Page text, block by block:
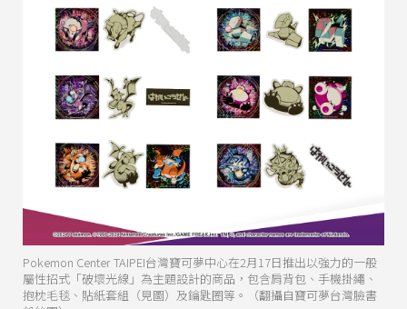
Pokemon Center TAIPEI台灣寶可夢中心在2月17日推出以強力的一般
屬性招式「破壞光線」為主題設計的商品，包含肩背包、手機掛繩、
抱枕毛毯、貼紙套組（見圖）及鑰匙圈等。（翻攝自寶可夢台灣臉書